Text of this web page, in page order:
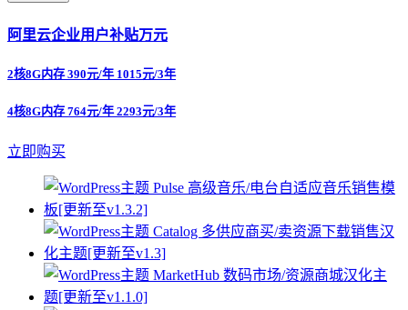
阿里云企业用户补贴万元
2核8G内存 390元/年 1015元/3年
4核8G内存 764元/年 2293元/3年
立即购买